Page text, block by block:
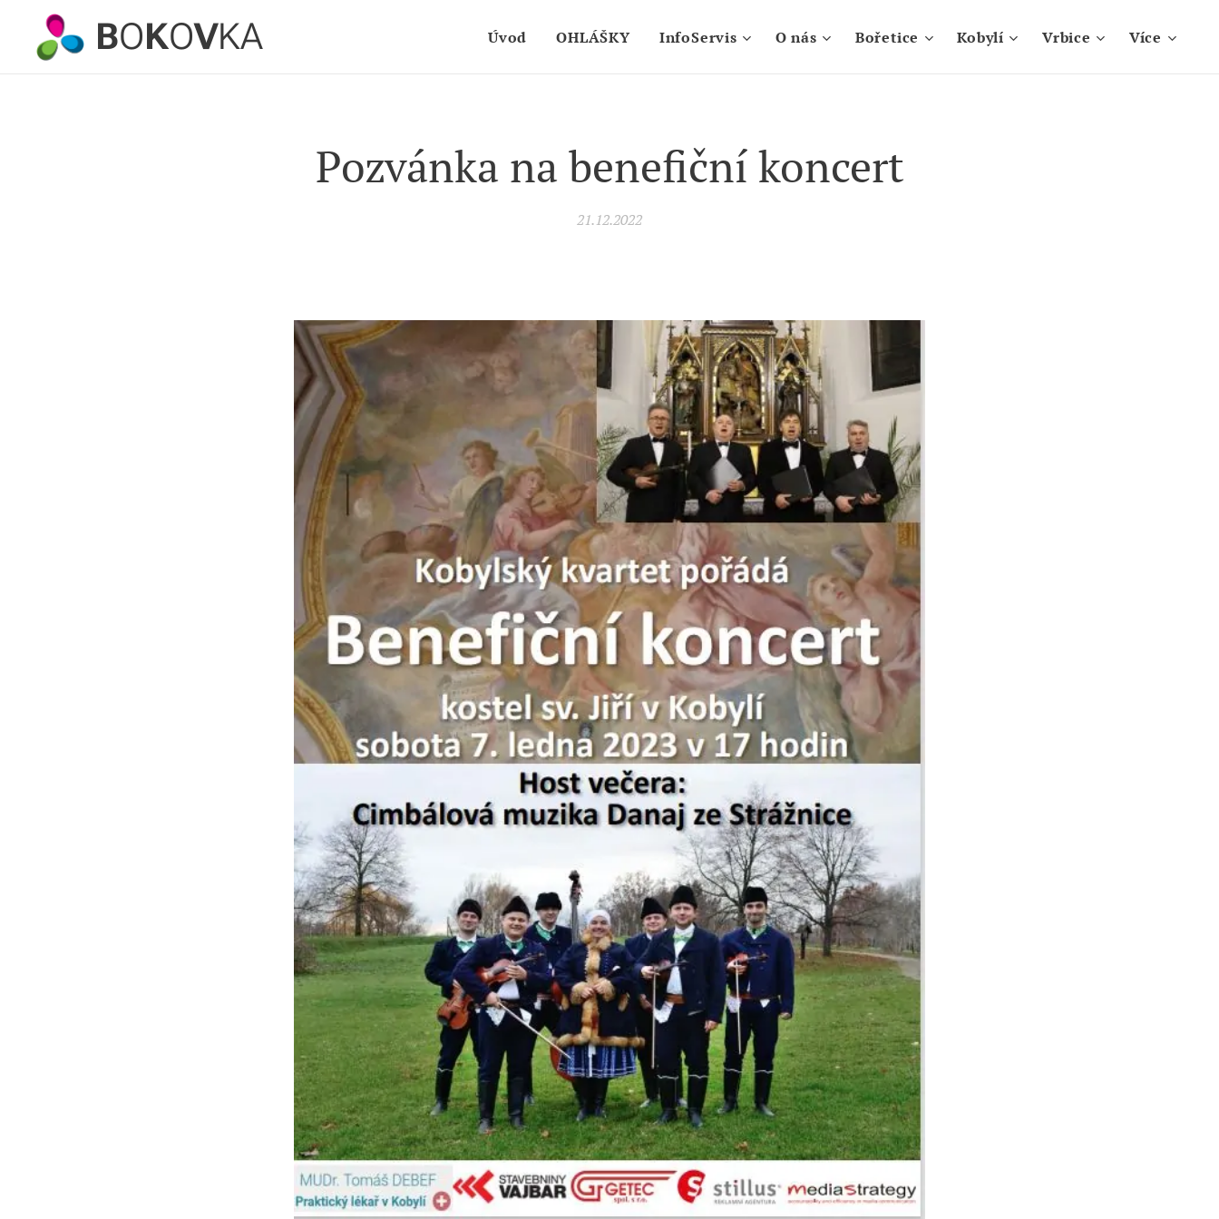
BOKOVKA Úvod OHLÁŠKY InfoServis O nás Bořetice Kobylí Vrbice Více
Pozvánka na benefiční koncert
21.12.2022